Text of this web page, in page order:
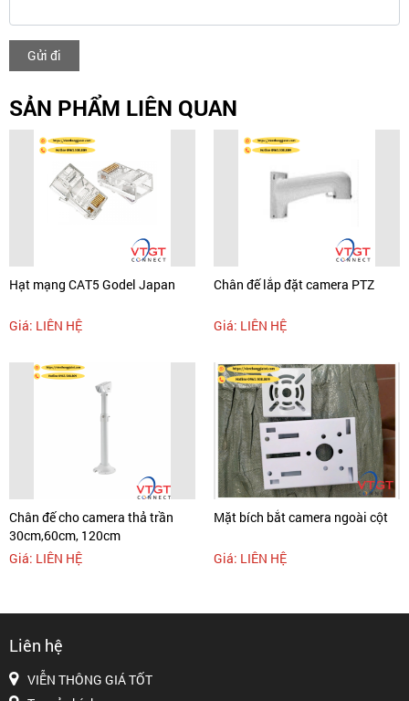
Gửi đi
SẢN PHẨM LIÊN QUAN
Hạt mạng CAT5 Godel Japan
Giá: LIÊN HỆ
Chân đế lắp đặt camera PTZ
Giá: LIÊN HỆ
Chân đế cho camera thả trần
30cm,60cm, 120cm
Giá: LIÊN HỆ
Mặt bích bắt camera ngoài cột
Giá: LIÊN HỆ
Liên hệ
VIỄN THÔNG GIÁ TỐT